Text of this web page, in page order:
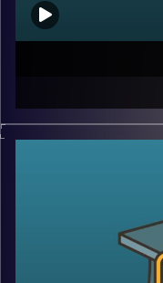
במיוחד כאשר
בהתאם לניתור
ד"ר יונת צובנר
עסקים, מסתבר,